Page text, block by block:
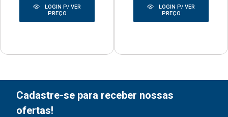
LOGIN P/ VER
PREÇO
LOGIN P/ VER
PREÇO
Cadastre-se para receber nossas
ofertas!